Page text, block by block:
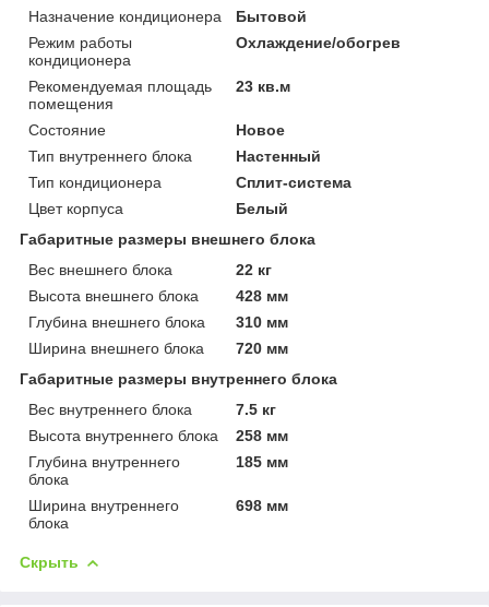
Назначение кондиционера
Бытовой
Режим работы
кондиционера
Охлаждение/обогрев
Рекомендуемая площадь
помещения
23 кв.м
Состояние
Новое
Тип внутреннего блока
Настенный
Тип кондиционера
Сплит-система
Цвет корпуса
Белый
Габаритные размеры внешнего блока
Вес внешнего блока
22 кг
Высота внешнего блока
428 мм
Глубина внешнего блока
310 мм
Ширина внешнего блока
720 мм
Габаритные размеры внутреннего блока
Вес внутреннего блока
7.5 кг
Высота внутреннего блока
258 мм
Глубина внутреннего
блока
185 мм
Ширина внутреннего
блока
698 мм
Скрыть